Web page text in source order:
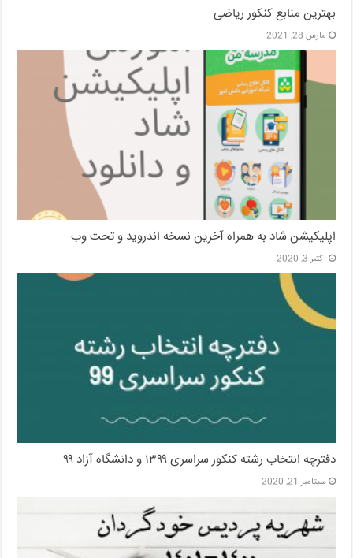
بهترین منابع کنکور ریاضی
مارس 28, 2021
اپلیکیشن شاد به همراه آخرین نسخه اندروید و تحت وب
اکتبر 3, 2020
دفترچه انتخاب رشته کنکور سراسری ۱۳۹۹ و دانشگاه آزاد ۹۹
سپتامبر 21, 2020